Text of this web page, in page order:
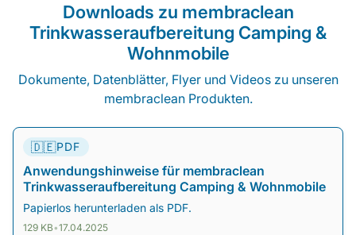
Downloads zu membraclean
Trinkwasseraufbereitung Camping &
Wohnmobile
Dokumente, Datenblätter, Flyer und Videos zu unseren
membraclean Produkten.
🇩🇪PDF
Anwendungshinweise für membraclean
Trinkwasseraufbereitung Camping & Wohnmobile
Papierlos herunterladen als PDF.
129 KB•17.04.2025